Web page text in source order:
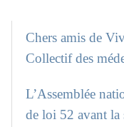
Chers amis de
Collectif des
L’Assemblée
de loi 52 avant la